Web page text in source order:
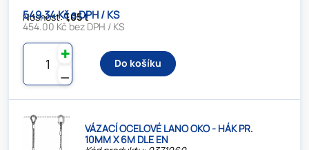
Nosnost:1,05 t
549.34 Kč s DPH / KS
454.00 Kč bez DPH / KS
⚊
✚
Do košíku
VÁZACÍ OCELOVÉ LANO OKO - HÁK PR.
10MM X 6M DLE EN